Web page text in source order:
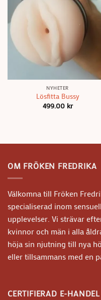
NYHETER
Lösfitta Bussy
499.00 kr
OM FRÖKEN FREDRIKA
Välkomna till Fröken
specialiserad inom
upplevelser. Vi strävar
kvinnor och män i alla
höja sin njutning till nya
eller tillsammans med en
CERTIFIERAD E-HANDEL